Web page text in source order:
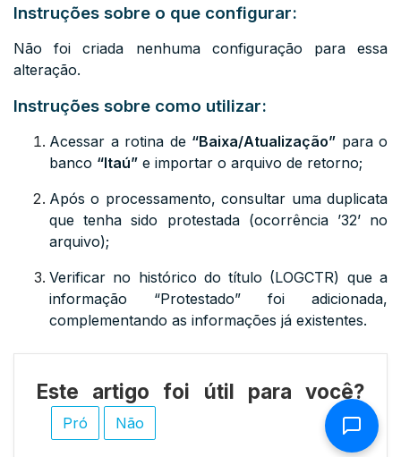
Instruções sobre o que configurar:
Não foi criada nenhuma configuração para essa
alteração.
Instruções sobre como utilizar:
Acessar a rotina de “Baixa/Atualização” para o
banco “Itaú” e importar o arquivo de retorno;
Após o processamento, consultar uma duplicata
que tenha sido protestada (ocorrência ’32’ no
arquivo);
Verificar no histórico do título (LOGCTR) que a
informação “Protestado” foi adicionada,
complementando as informações já existentes.
Este artigo foi útil para você?
Pró Não